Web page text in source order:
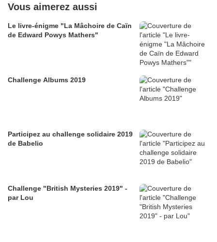
Vous aimerez aussi
Le livre-énigme "La Mâchoire de Caïn
de Edward Powys Mathers"
Challenge Albums 2019
Participez au challenge solidaire 2019
de Babelio
Challenge "British Mysteries 2019" -
par Lou